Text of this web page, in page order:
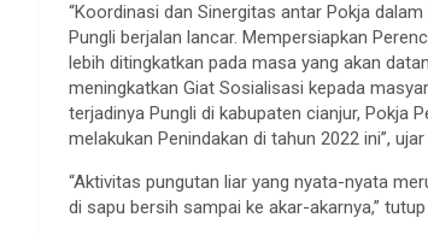
“Koordinasi dan Sinergitas antar Pokja
Pungli berjalan lancar. Mempersiapkan
lebih ditingkatkan pada masa yang akan
meningkatkan Giat Sosialisasi kepada
terjadinya Pungli di kabupaten cianjur, Pokja
melakukan Penindakan di tahun 2022 ini”,
“Aktivitas pungutan liar yang nyata-nyata
di sapu bersih sampai ke akar-akarnya‎,”